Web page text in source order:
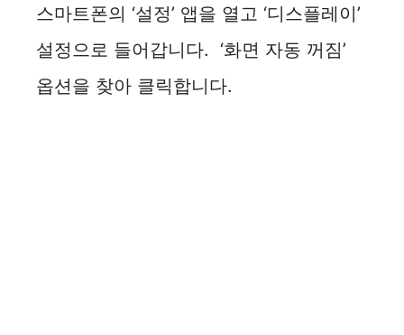
스마트폰의 ‘설정’ 앱을 열고 ‘디스플레이’
설정으로 들어갑니다. ‘화면 자동 꺼짐’
옵션을 찾아 클릭합니다.